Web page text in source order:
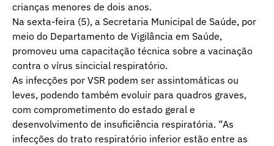
crianças menores de dois anos.
Na sexta-feira (5), a Secretaria Municipal de Saúde, por
meio do Departamento de Vigilância em Saúde,
promoveu uma capacitação técnica sobre a vacinação
contra o vírus sincicial respiratório.
As infecções por VSR podem ser assintomáticas ou
leves, podendo também evoluir para quadros graves,
com comprometimento do estado geral e
desenvolvimento de insuficiência respiratória. “As
infecções do trato respiratório inferior estão entre as